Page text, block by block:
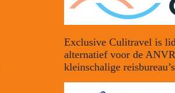
Exclusive Culitravel is
alternatief voor de
kleinschalige